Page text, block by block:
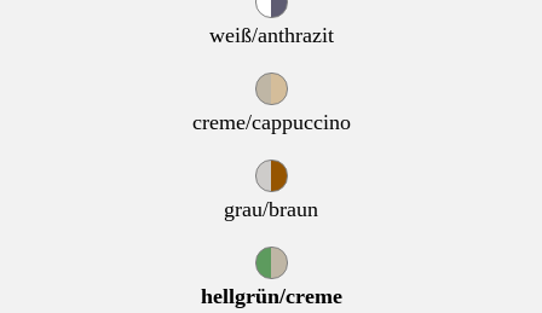
weiß/anthrazit
creme/cappuccino
grau/braun
hellgrün/creme